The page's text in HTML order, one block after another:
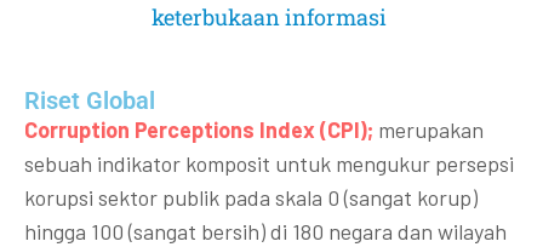
keterbukaan informasi
Riset Global​
Corruption Perceptions Index (CPI); merupakan
sebuah indikator komposit untuk mengukur persepsi
korupsi sektor publik pada skala 0 (sangat korup)
hingga 100 (sangat bersih) di 180 negara dan wilayah